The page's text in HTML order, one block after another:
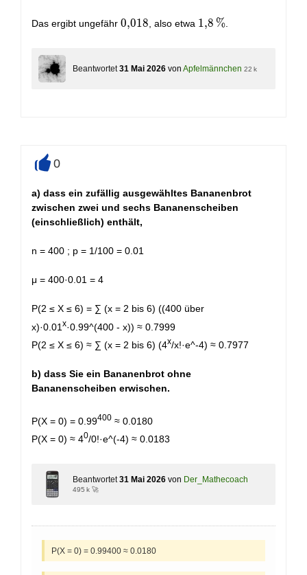
Das ergibt ungefähr 0{,}018
0,018 , also etwa 1{,}8\,\%
1,8 %.
Beantwortet 31 Mai 2026 von Apfelmännchen 22 k
0
a) dass ein zufällig ausgewähltes Bananenbrot
zwischen zwei und sechs Bananenscheiben
(einschließlich) enthält,
n = 400 ; p = 1/100 = 0.01
μ = 400·0.01 = 4
P(2 ≤ X ≤ 6) = ∑ (x = 2 bis 6) ((400 über
x)·0.01 x·0.99^(400 - x)) ≈ 0.7999
P(2 ≤ X ≤ 6) ≈ ∑ (x = 2 bis 6) (4x/x!·e^-4) ≈ 0.7977
b) dass Sie ein Bananenbrot ohne
Bananenscheiben erwischen.
P(X = 0) = 0.99400 ≈ 0.0180
P(X = 0) ≈ 40/0!·e^(-4) ≈ 0.0183
Beantwortet 31 Mai 2026 von Der_Mathecoach
495 k 🚀
P(X = 0) = 0.99400 ≈ 0.0180